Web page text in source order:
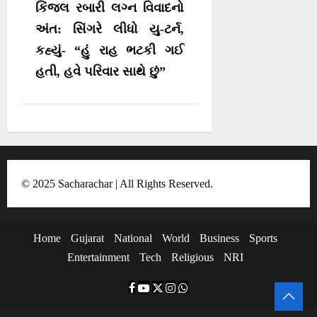
i
g
a
o
n
કિંજલ રબારી લગ્ન વિવાદનો
અંત: સિંગરે લીધો યુ-ટર્ન,
કહ્યું- “હું રાહ ભટકી ગઈ
હતી, હવે પરિવાર સાથે છું”
© 2025 Sacharachar | All Rights Reserved.
Home Gujarat National World Business
Sports
Entertainment
Tech Religious NRI
F Y T I
W